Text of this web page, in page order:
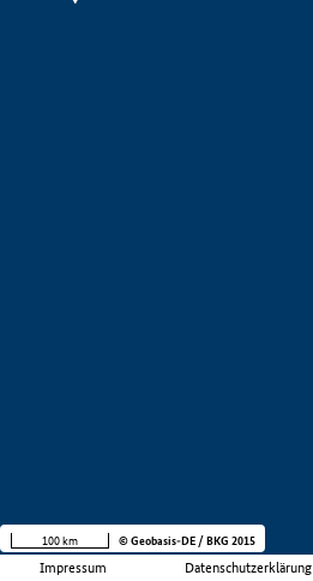
Impressum Datenschutzerklärung
100 km © Geobasis-DE / BKG 2015